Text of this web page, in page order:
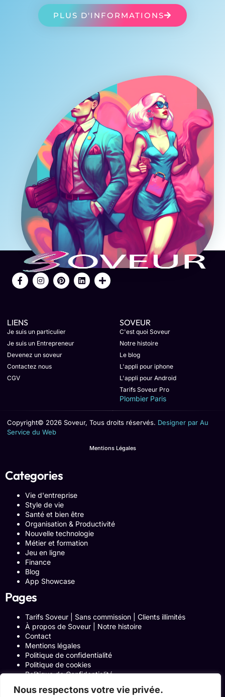
Nous respectons votre vie privée.
PLUS D'INFORMATIONS
LIENS
Je suis un particulier
Je suis un Entrepreneur
Devenez un soveur
Contactez nous
CGV
SOVEUR
C'est quoi Soveur
Notre histoire
Le blog
L'appli pour iphone
L'appli pour Android
Tarifs Soveur Pro
Plombier Paris
Copyright© 2026 Soveur, Tous droits réservés. Designer par Au
Service du Web
Mentions Légales
Categories
Vie d'entreprise
Style de vie
Santé et bien être
Organisation & Productivité
Nouvelle technologie
Métier et formation
Jeu en ligne
Finance
Blog
App Showcase
Pages
Tarifs Soveur | Sans commission | Clients illimités
À propos de Soveur | Notre histoire
Contact
Mentions légales
Politique de confidentialité
Politique de cookies
Politique de Confidentialité
Blog